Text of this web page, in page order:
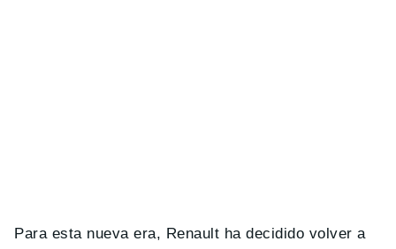
Para esta nueva era, Renault ha decidido volver a